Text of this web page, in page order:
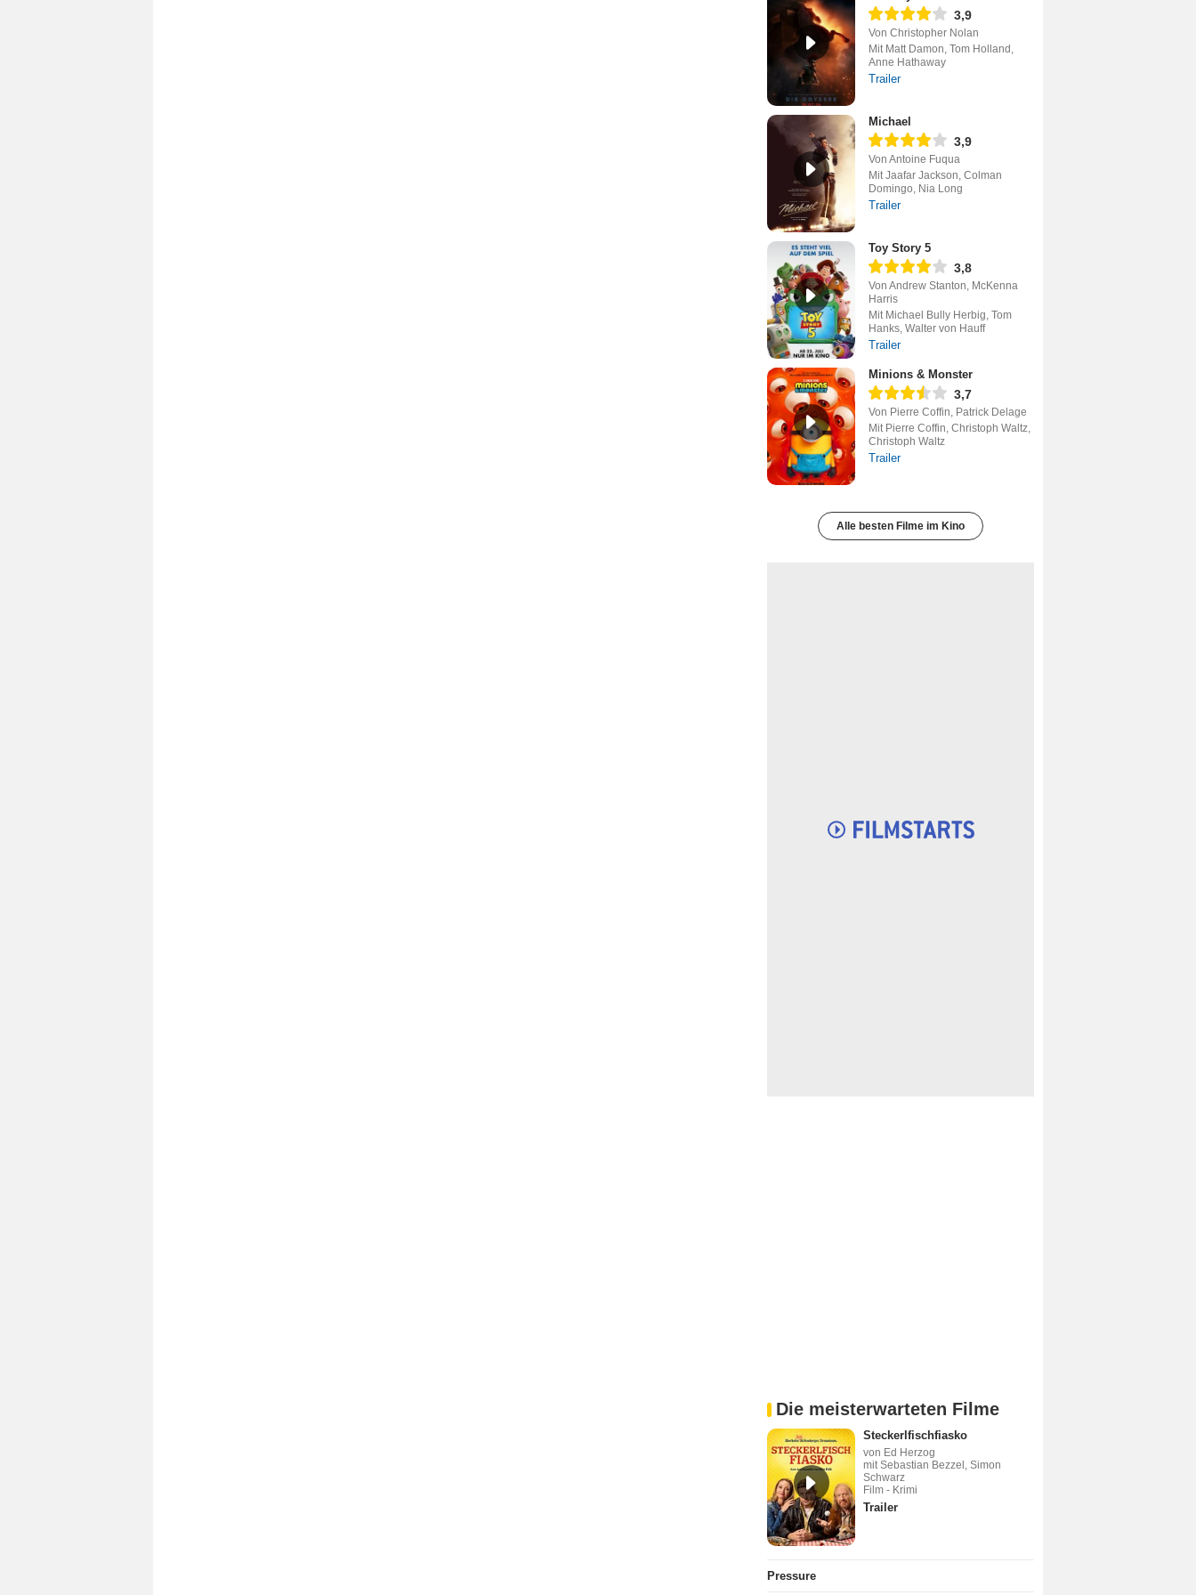
3,9
Von Christopher Nolan
Mit Matt Damon, Tom Holland,
Anne Hathaway
Trailer
Michael
3,9
Von Antoine Fuqua
Mit Jaafar Jackson, Colman
Domingo, Nia Long
Trailer
Toy Story 5
3,8
Von Andrew Stanton, McKenna
Harris
Mit Michael Bully Herbig, Tom
Hanks, Walter von Hauff
Trailer
Minions & Monster
3,7
Von Pierre Coffin, Patrick Delage
Mit Pierre Coffin, Christoph Waltz,
Christoph Waltz
Trailer
Alle besten Filme im Kino
Die meisterwarteten Filme
Steckerlfischfiasko
von Ed Herzog
mit Sebastian Bezzel, Simon
Schwarz
Film - Krimi
Trailer
Pressure